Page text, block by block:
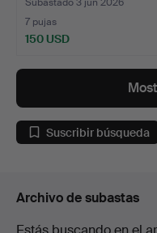
7 pujas
150 USD
Suscribir búsqueda
Archivo de subastas